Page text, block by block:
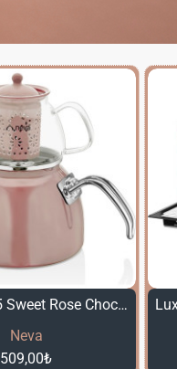
Neva
Neva N2495 Sweet Rose Chocolate Demlik Seti
509,00₺